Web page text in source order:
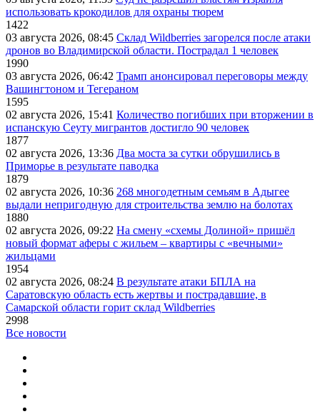
использовать крокодилов для охраны тюрем
1422
03 августа 2026, 08:45 Склад Wildberries загорелся после атаки
дронов во Владимирской области. Пострадал 1 человек
1990
03 августа 2026, 06:42 Трамп анонсировал переговоры между
Вашингтоном и Тегераном
1595
02 августа 2026, 15:41 Количество погибших при вторжении в
испанскую Сеуту мигрантов достигло 90 человек
1877
02 августа 2026, 13:36 Два моста за сутки обрушились в
Приморье в результате паводка
1879
02 августа 2026, 10:36 268 многодетным семьям в Адыгее
выдали непригодную для строительства землю на болотах
1880
02 августа 2026, 09:22 На смену «схемы Долиной» пришёл
новый формат аферы с жильем – квартиры с «вечными»
жильцами
1954
02 августа 2026, 08:24 В результате атаки БПЛА на
Саратовскую область есть жертвы и пострадавшие, в
Самарской области горит склад Wildberries
2998
Все новости